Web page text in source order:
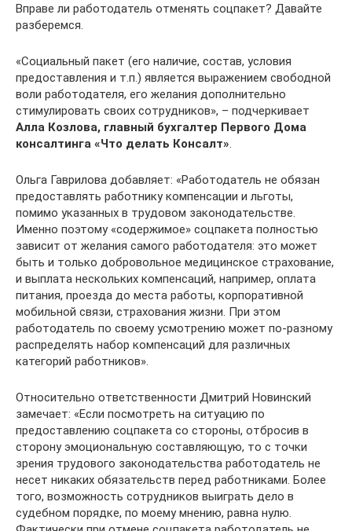
Вправе ли работодатель отменять соцпакет? Давайте
разберемся.
«Социальный пакет (его наличие, состав, условия
предоставления и т.п.) является выражением свободной
воли работодателя, его желания дополнительно
стимулировать своих сотрудников», – подчеркивает
Алла Козлова, главный бухгалтер Первого Дома
консалтинга «Что делать Консалт».
Ольга Гаврилова добавляет: «Работодатель не обязан
предоставлять работнику компенсации и льготы,
помимо указанных в трудовом законодательстве.
Именно поэтому «содержимое» соцпакета полностью
зависит от желания самого работодателя: это может
быть и только добровольное медицинское страхование,
и выплата нескольких компенсаций, например, оплата
питания, проезда до места работы, корпоративной
мобильной связи, страхования жизни. При этом
работодатель по своему усмотрению может по-разному
распределять набор компенсаций для различных
категорий работников».
Относительно ответственности Дмитрий Новинский
замечает: «Если посмотреть на ситуацию по
предоставлению соцпакета со стороны, отбросив в
сторону эмоциональную составляющую, то с точки
зрения трудового законодательства работодатель не
несет никаких обязательств перед работниками. Более
того, возможность сотрудников выиграть дело в
судебном порядке, по моему мнению, равна нулю.